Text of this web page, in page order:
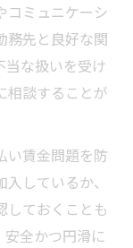
コミュニケーシ
務先と良好な関
当な扱いを受け
相談することが
い賃金問題を防
しているか、
しておくことも
全かつ円滑に